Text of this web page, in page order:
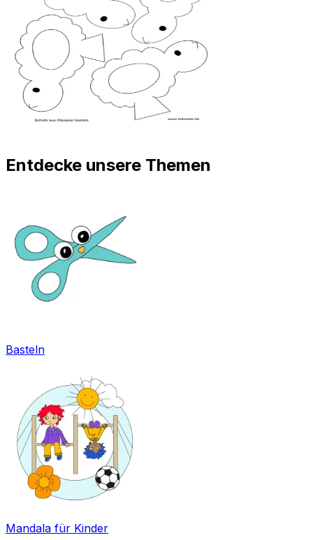
Entdecke unsere Themen
Basteln
Mandala für Kinder